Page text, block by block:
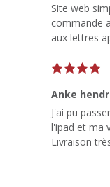
Site web
commande
aux lettres
Anke
J'ai pu
l'ipad et ma
Livraison